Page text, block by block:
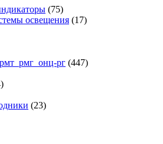
(75)
освещения (17)
рг (447)
(23)